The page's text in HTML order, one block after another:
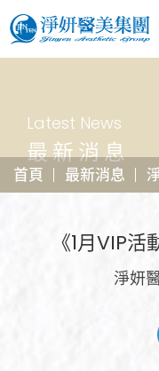
Latest News
最新消息
首頁 最新消息
《1月VIP
淨妍